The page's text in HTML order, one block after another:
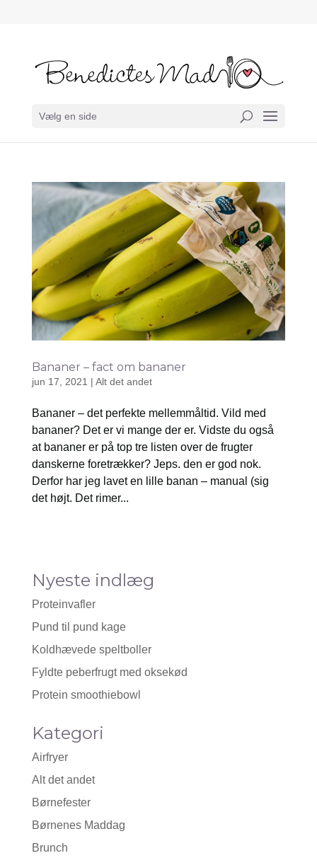
Vælg en side
Bananer – fact om bananer
jun 17, 2021 | Alt det andet
Bananer – det perfekte mellemmåltid. Vild med
bananer? Det er vi mange der er. Vidste du også
at bananer er på top tre listen over de frugter
danskerne foretrækker? Jeps. den er god nok.
Derfor har jeg lavet en lille banan – manual (sig
det højt. Det rimer...
Nyeste indlæg
Proteinvafler
Pund til pund kage
Koldhævede speltboller
Fyldte peberfrugt med oksekød
Protein smoothiebowl
Kategori
Airfryer
Alt det andet
Børnefester
Børnenes Maddag
Brunch